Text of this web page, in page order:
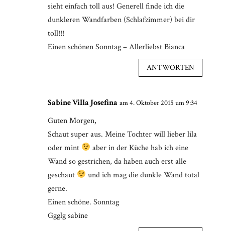
sieht einfach toll aus! Generell finde ich die
dunkleren Wandfarben (Schlafzimmer) bei dir
toll!!!
Einen schönen Sonntag – Allerliebst Bianca
ANTWORTEN
Sabine Villa Josefina am 4. Oktober 2015 um 9:34
Guten Morgen,
Schaut super aus. Meine Tochter will lieber lila
oder mint
aber in der Küche hab ich eine
Wand so gestrichen, da haben auch erst alle
geschaut
und ich mag die dunkle Wand total
gerne.
Einen schöne. Sonntag
Ggglg sabine